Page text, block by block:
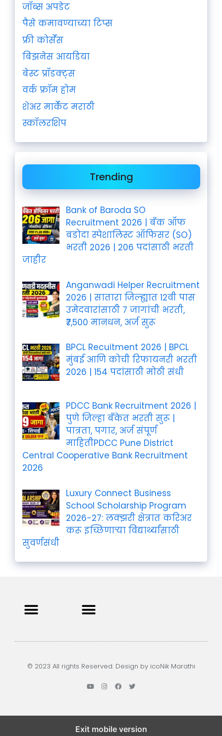
जॉब्स अपडेट
पैसे कमावण्याच्या टिप्स
फ्री कोर्सेस
बिझनेस आयडिया
बेस्ट प्रॉडक्ट्स
वर्क फ्रॉम होम
शेअर मार्केट मराठी
स्कॉलरशिप
Trending
Bank of Baroda SO
Recruitment 2026 | बँक ऑफ
बडोदा स्पेशालिस्ट ऑफिसर (SO)
भरती 2026 | 206 पदांसाठी भरती
जाहीर
Anganwadi Helper Recruitment
2026 | सातारा जिल्ह्यात 12वी पास
उमेदवारांसाठी 7 जागांची भरती,
₹7,500 मानधन, अर्ज सुरू
BPCL Recuitment 2026 | BPCL
मुंबई आणि कोची रिफायनरी भरती
2026 | 154 पदांसाठी मोठी संधी
PDCC Bank Recruitment 2026 |
पुणे जिल्हा बँकेत भरती सुरू |
पात्रता, पगार, अर्ज संपूर्ण
माहितीPDCC Pune District
Central Cooperative Bank Recruitment
2026
Luxury Connect Business
School Scholarship Program
2026-27: लक्झरी क्षेत्रात करिअर
करू इच्छिणाऱ्या विद्यार्थ्यांसाठी
सुवर्णसंधी
© 2023 All rights Reserved. Design by icoNik Marathi
Exit mobile version